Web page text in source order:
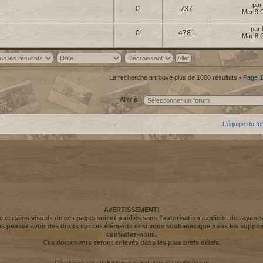
0 737
par
Mer 9
0 4781 par
Mar 8
La recherche a trouvé plus de 1000 résultats • Page 1
Aller à:
L’équipe du
AVERTISSEMENT!
certains visuels de ces pages soient publiés sans l'autorisation explicite des
pensez avoir des droits sur ces éléments et si vous souhaitez que nous les
contactez-nous.
Ces documents seront enlevés dans les plus brefs délais.